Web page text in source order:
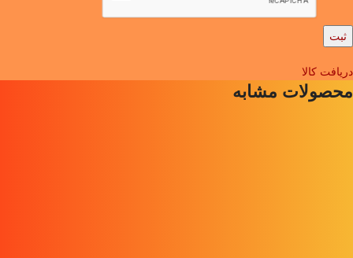
دریافت کالا
محصولات مشابه